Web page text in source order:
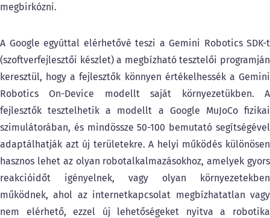
megbirkózni.
A Google egyúttal elérhetővé teszi a Gemini Robotics SDK-t
(szoftverfejlesztői készlet) a megbízható tesztelői programján
keresztül, hogy a fejlesztők könnyen értékelhessék a Gemini
Robotics On-Device modellt saját környezetükben. A
fejlesztők tesztelhetik a modellt a Google MuJoCo fizikai
szimulátorában, és mindössze 50-100 bemutató segítségével
adaptálhatják azt új területekre. A helyi működés különösen
hasznos lehet az olyan robotalkalmazásokhoz, amelyek gyors
reakcióidőt igényelnek, vagy olyan környezetekben
működnek, ahol az internetkapcsolat megbízhatatlan vagy
nem elérhető, ezzel új lehetőségeket nyitva a robotika